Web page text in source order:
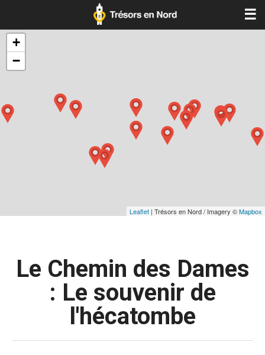
☰
+
−
Leaflet | Trésors en Nord / Imagery ©Mapbox
Le Chemin des Dames
: Le souvenir de
l'hécatombe